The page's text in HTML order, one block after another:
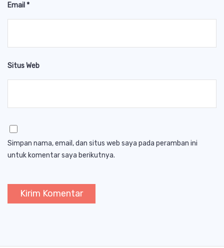
Email *
Situs Web
Simpan nama, email, dan situs web saya pada peramban ini
untuk komentar saya berikutnya.